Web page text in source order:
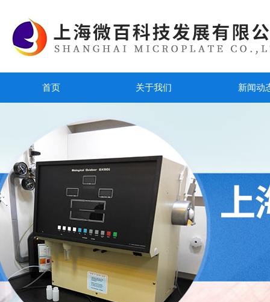
首页 关于我们 新闻动